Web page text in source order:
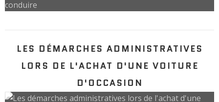
LES DÉMARCHES ADMINISTRATIVES
LORS DE L'ACHAT D'UNE VOITURE
D'OCCASION